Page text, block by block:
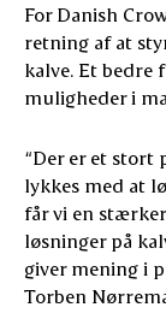
For Danish
retning af at
kalve. Et bedre
muligheder i
“Der er et stort
lykkes med at
får vi en
løsninger på
giver mening i
Torben